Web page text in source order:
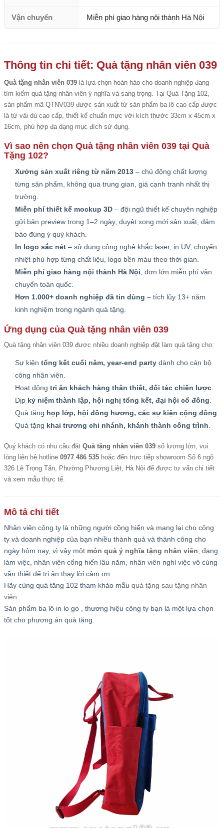
Vận chuyển Miễn phí giao hàng nội thành Hà Nội
Thông tin chi tiết: Quà tặng nhân viên 039
Quà tặng nhân viên 039 là lựa chọn hoàn hảo cho doanh nghiệp đang
tìm kiếm quà tặng nhân viên ý nghĩa và sang trọng. Tại Quà Tặng 102,
sản phẩm mã QTNV039 được sản xuất từ sản phẩm ba lô cao cấp được
là từ vải dù cao cấp, thiết kế chuẩn mực với kích thước 33cm x 45cm x
16cm, phù hợp đa dạng mục đích sử dụng.
Vì sao nên chọn Quà tặng nhân viên 039 tại Quà
Tặng 102?
Xưởng sản xuất riêng từ năm 2013 – chủ động chất lượng
từng sản phẩm, không qua trung gian, giá cạnh tranh nhất thị
trường.
Miễn phí thiết kế mockup 3D – đội ngũ thiết kế chuyên nghiệp
gửi bản preview trong 1–2 ngày, duyệt xong mới sản xuất, đảm
bảo đúng ý quý khách.
In logo sắc nét – sử dụng công nghệ khắc laser, in UV, chuyển
nhiệt phù hợp từng chất liệu, logo bền màu theo thời gian.
Miễn phí giao hàng nội thành Hà Nội , đơn lớn miễn phí vận
chuyển toàn quốc.
Hơn 1.000+ doanh nghiệp đã tin dùng – tích lũy 13+ năm
kinh nghiệm trong ngành quà tặng.
Ứng dụng của Quà tặng nhân viên 039
Quà tặng nhân viên 039 được nhiều doanh nghiệp đặt làm quà tặng cho:
Sự kiện tổng kết cuối năm, year-end party dành cho cán bộ
công nhân viên.
Hoạt động tri ân khách hàng thân thiết, đối tác chiến lược
Dịp kỷ niệm thành lập, hội nghị tổng kết, đại hội cổ đông
Quà tặng họp lớp, hội đồng hương, các sự kiện cộng đồng
Quà tặng khai trương chi nhánh, khánh thành công trình
Quý khách có nhu cầu đặt Quà tặng nhân viên 039 số lượng lớn, vui
lòng liên hệ hotline 0977 486 535 hoặc đến trực tiếp showroom Số 6 ngõ
326 Lê Trọng Tấn, Phường Phương Liệt, Hà Nội để được tư vấn chi tiết
và xem mẫu thực tế.
Mô tả chi tiết
Nhân viên công ty là những người cồng hiến và mang lại cho công
ty và doanh nghiệp của bạn nhiều thành quả và thành công cho
ngày hôm nay, vì vậy một món quà ý nghĩa tặng nhân viên , đang
làm việc, nhân viên cống hiến lâu năm, nhân viên nghỉ việc vô cùng
vần thiết để tri ân thay lời cảm ơn.
Hãy cùng quà tăng 102 tham khảo mẫu quà tặng sau tặng nhân
viên:
Sản phẩm ba lô in lo go , thương hiệu công ty bạn là một lựa chọn
tốt cho phương án quà tặng.